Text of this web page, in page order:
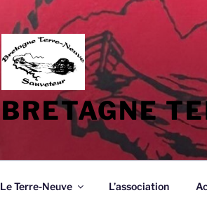
BRETAGNE
Le Terre-Neuve L’association